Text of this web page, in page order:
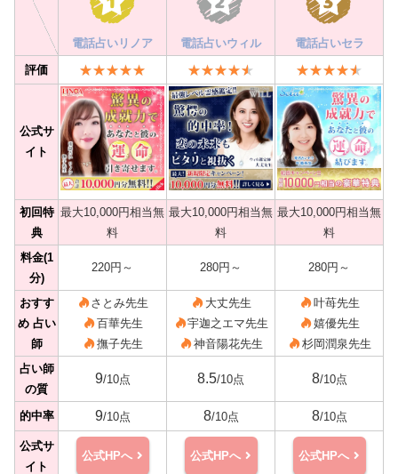
電話占いリノア 電話占いウィル
電話占いセラ
評価
公式サ
イト
初回特
典
最大10,000円相当無
料
最大10,000円相当無
料
最大10,000円相当無
料
料金(1
分)
220円～ 280円～ 280円～
おすす
め 占い
師
さとみ先生
百華先生
撫子先生
大丈先生
宇迦之エマ先生
神音陽花先生
叶苺先生
嬉優先生
杉岡潤泉先生
占い師
の質
9/10点 8.5/10点 8/10点
的中率 9/10点 8/10点 8/10点
公式サ
イト
公式HPへ 公式HPへ 公式HPへ